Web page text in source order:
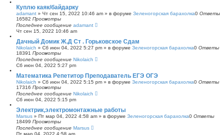
Куплю каяк/байдарку
adamant » Чт сен 15, 2022 10:46 am » в форуме Зеленогорская барахолка0 Ответы
16582 Просмотры
Последнее сообщение adamant
Чт сен 15, 2022 10:46 am
Дачный Домик Ж.Д Ст . Горьковское Сдам
Nikolaich » Сб июн 04, 2022 5:27 pm » в форуме Зеленогорская барахолка0 Ответы
18391 Просмотры
Последнее сообщение Nikolaich
Сб июн 04, 2022 5:27 pm
Математика Репетитор Преподаватель ЕГЭ ОГЭ
Nikolaich » Сб июн 04, 2022 5:15 pm » в форуме Зеленогорская барахолка0 Ответы
17316 Просмотры
Последнее сообщение Nikolaich
Сб июн 04, 2022 5:15 pm
Электрик,электромонтажные работы
Marsus » Пт мар 04, 2022 4:58 am » в форуме Зеленогорская барахолка0 Ответы
18499 Просмотры
Последнее сообщение Marsus
Пт мар 04, 2022 4:58 am